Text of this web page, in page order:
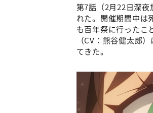
第7話（2月22日深
れた。開催期間中は
も百年祭に行ったこ
（CV：熊谷健太郎
てきた。